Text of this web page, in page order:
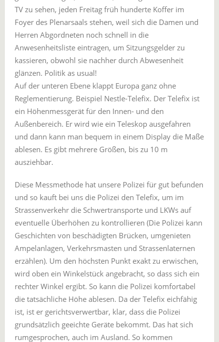
TV zu sehen, jeden Freitag früh hunderte Koffer im
Foyer des Plenarsaals stehen, weil sich die Damen und
Herren Abgordneten noch schnell in die
Anwesenheitsliste eintragen, um Sitzungsgelder zu
kassieren, obwohl sie nachher durch Abwesenheit
glänzen. Politik as usual!
Auf der unteren Ebene klappt Europa ganz ohne
Reglementierung. Beispiel Nestle-Telefix. Der Telefix ist
ein Höhenmessgerät für den Innen- und den
Außenbereich. Er wird wie ein Teleskop ausgefahren
und dann kann man bequem in einem Display die Maße
ablesen. Es gibt mehrere Größen, bis zu 10 m
ausziehbar.
Diese Messmethode hat unsere Polizei für gut befunden
und so kauft bei uns die Polizei den Telefix, um im
Strassenverkehr die Schwertransporte und LKWs auf
eventuelle Überhöhen zu kontrollieren (Die Polizei kann
Geschichten von beschädigten Brücken, umgenieten
Ampelanlagen, Verkehrsmasten und Strassenlaternen
erzählen). Um den höchsten Punkt exakt zu erwischen,
wird oben ein Winkelstück angebracht, so dass sich ein
rechter Winkel ergibt. So kann die Polizei komfortabel
die tatsächliche Höhe ablesen. Da der Telefix eichfähig
ist, ist er gerichtsverwertbar, klar, dass die Polizei
grundsätzlich geeichte Geräte bekommt. Das hat sich
rumgesprochen, auch im Ausland. So kommen